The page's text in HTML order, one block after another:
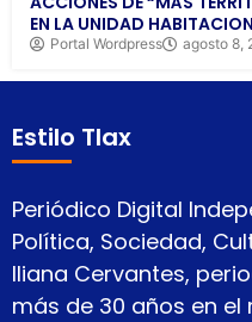
EN LA UNIDAD
Portal Wordpress agosto 8,
Estilo Tlax
Periódico Digital
Política, Sociedad,
Iliana Cervantes,
más de 30 años en el